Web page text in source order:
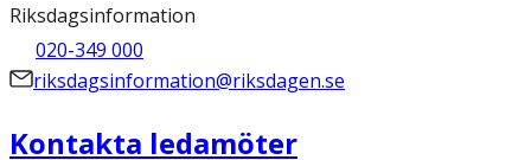
Riksdagsinformation
020-349 000
riksdagsinformation@riksdagen.se
Kontakta ledamöter